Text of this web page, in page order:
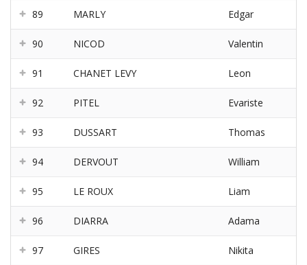
89 MARLY Edgar
90 NICOD Valentin
91 CHANET LEVY Leon
92 PITEL Evariste
93 DUSSART Thomas
94 DERVOUT William
95 LE ROUX Liam
96 DIARRA Adama
97 GIRES Nikita